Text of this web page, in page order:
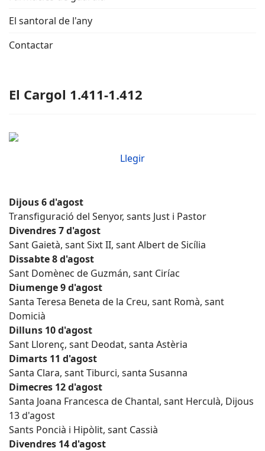
El santoral de l'any
Contactar
El Cargol 1.411-1.412
Llegir
Dijous 6 d'agost
Transfiguració del Senyor, sants Just i Pastor
Divendres 7 d'agost
Sant Gaietà, sant Sixt II, sant Albert de Sicília
Dissabte 8 d'agost
Sant Domènec de Guzmán, sant Ciríac
Diumenge 9 d'agost
Santa Teresa Beneta de la Creu, sant Romà, sant
Domicià
Dilluns 10 d'agost
Sant Llorenç, sant Deodat, santa Astèria
Dimarts 11 d'agost
Santa Clara, sant Tiburci, santa Susanna
Dimecres 12 d'agost
Santa Joana Francesca de Chantal, sant Herculà, Dijous
13 d'agost
Sants Poncià i Hipòlit, sant Cassià
Divendres 14 d'agost